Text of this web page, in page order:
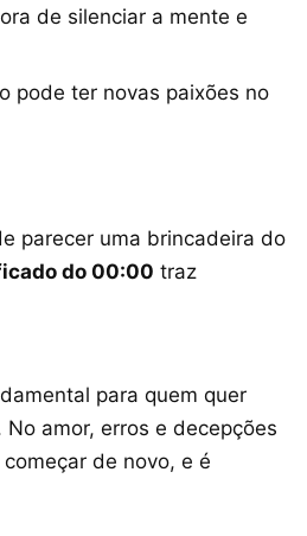
de silenciar a mente e
pode ter novas paixões no
parecer uma brincadeira do
do 00:00 traz
para quem quer
amor, erros e decepções
de novo, e é